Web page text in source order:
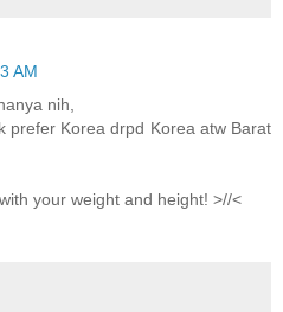
AM
nih,
prefer Korea drpd Korea atw Barat
your weight and height! >//<